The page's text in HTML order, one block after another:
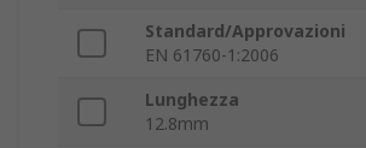
Standard/Approvazioni
EN 61760-1:2006
Lunghezza
12.8mm